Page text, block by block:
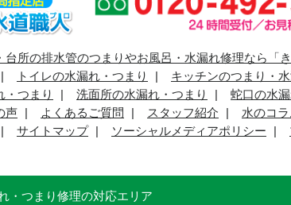
台所の排水管のつまりやお風呂・水漏れ修理なら「き
トイレの水漏れ・つまり
キッチンのつまり・
・つまり
洗面所の水漏れ・つまり 蛇口の水
声
よくあるご質問 スタッフ紹介 水のコラ
サイトマップ ソーシャルメディアポリシー
・つまり修理の対応エリア